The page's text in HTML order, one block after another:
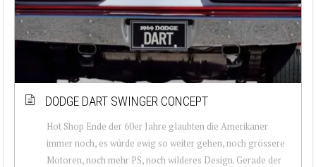
DODGE DART SWINGER CONCEPT
Hot Shop Ende der 60er Jahre glaubten die Amerikaner
immer noch, es würde ewig so weiter gehen, noch grössere
Motoren, noch mehr PS, noch wilderes Design. Gerade der